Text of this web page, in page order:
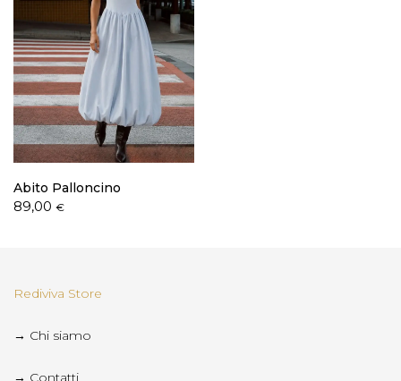
Abito Palloncino
89,00 €
Rediviva Store
→ Chi siamo
→ Contatti